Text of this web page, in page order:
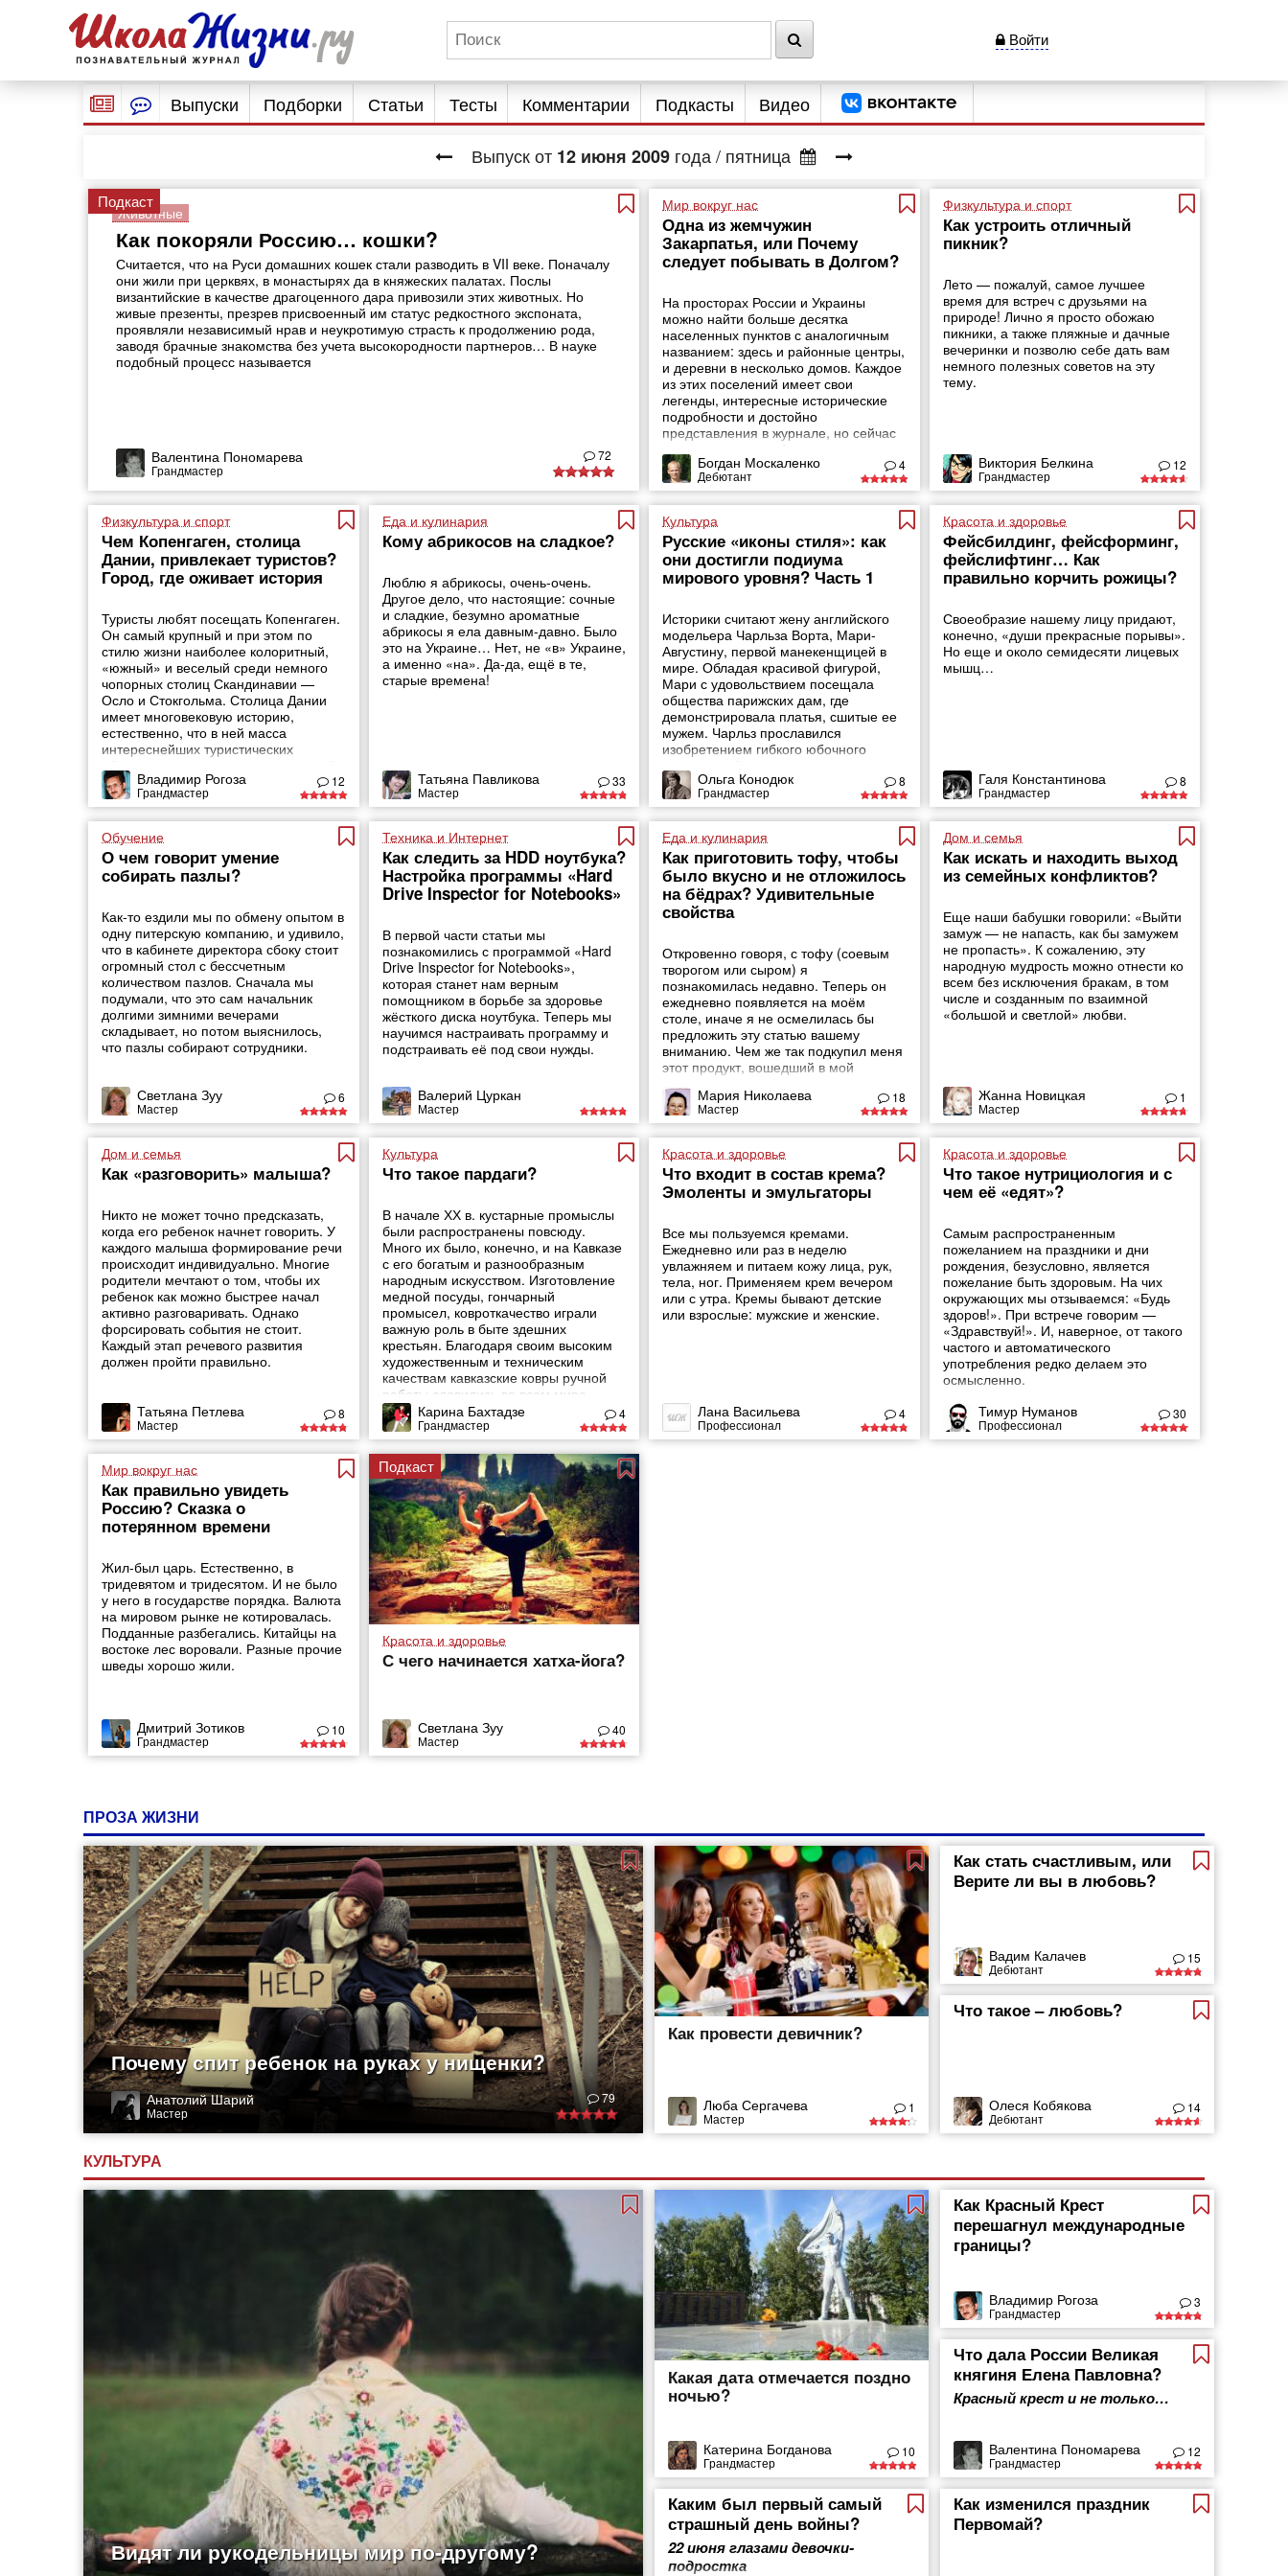
Войти
Выпуски Подборки Статьи Тесты Комментарии Подкасты Видео
Выпуск от 12 июня 2009 года/ пятница
Подкаст
Животные
Как покоряли Россию… кошки?
Считается, что на Руси домашних кошек стали разводить в VII веке. Поначалу
они жили при церквях, в монастырях да в княжеских палатах. Послы
византийские в качестве драгоценного дара привозили этих животных. Но
живые презенты, презрев присвоенный им статус редкостного экспоната,
проявляли независимый нрав и неукротимую страсть к продолжению рода,
заводя брачные знакомства без учета высокородности партнеров… В науке
подобный процесс называется
Валентина Пономарева
Грандмастер
72
Мир вокруг нас
Одна из жемчужин
Закарпатья, или Почему
следует побывать в Долгом?
На просторах России и Украины
можно найти больше десятка
населенных пунктов с аналогичным
названием: здесь и районные центры,
и деревни в несколько домов. Каждое
из этих поселений имеет свои
легенды, интересные исторические
подробности и достойно
представления в журнале, но сейчас
необычном закарпатском селе
Долгое.
Богдан Москаленко
Дебютант
4
Физкультура и спорт
Как устроить отличный
пикник?
Лето — пожалуй, самое лучшее
время для встреч с друзьями на
природе! Лично я просто обожаю
пикники, а также пляжные и дачные
вечеринки и позволю себе дать вам
немного полезных советов на эту
тему.
Виктория Белкина
Грандмастер
12
Физкультура и спорт
Чем Копенгаген, столица
Дании, привлекает туристов?
Город, где оживает история
Туристы любят посещать Копенгаген.
Он самый крупный и при этом по
стилю жизни наиболее колоритный,
«южный» и веселый среди немного
чопорных столиц Скандинавии —
Осло и Стокгольма. Столица Дании
имеет многовековую историю,
естественно, что в ней масса
интереснейших туристических
В городе все-то можно найти уголки,
где, кажется, остановилось время.
Владимир Рогоза
Грандмастер
12
Еда и кулинария
Кому абрикосов на сладкое?
Люблю я абрикосы, очень-очень.
Другое дело, что настоящие: сочные
и сладкие, безумно ароматные
абрикосы я ела давным-давно. Было
это на Украине… Нет, не «в» Украине,
а именно «на». Да-да, ещё в те,
старые времена!
Татьяна Павликова
Мастер
33
Культура
Русские «иконы стиля»: как
они достигли подиума
мирового уровня? Часть 1
Историки считают жену английского
модельера Чарльза Ворта, Мари-
Августину, первой манекенщицей в
мире. Обладая красивой фигурой,
Мари с удовольствием посещала
общества парижских дам, где
демонстрировала платья, сшитые ее
мужем. Чарльз прославился
изобретением гибкого юбочного
обилия нижних юбок.
Ольга Конодюк
Грандмастер
8
Красота и здоровье
Фейсбилдинг, фейсформинг,
фейслифтинг… Как
правильно корчить рожицы?
Своеобразие нашему лицу придают,
конечно, «души прекрасные порывы».
Но еще и около семидесяти лицевых
мышц…
Галя Константинова
Грандмастер
8
Обучение
О чем говорит умение
собирать пазлы?
Как-то ездили мы по обмену опытом в
одну питерскую компанию, и удивило,
что в кабинете директора сбоку стоит
огромный стол с бессчетным
количеством пазлов. Сначала мы
подумали, что это сам начальник
долгими зимними вечерами
складывает, но потом выяснилось,
что пазлы собирают сотрудники.
Светлана Зуу
Мастер
6
Техника и Интернет
Как следить за HDD ноутбука?
Настройка программы «Hard
Drive Inspector for Notebooks»
В первой части статьи мы
познакомились с программой «Hard
Drive Inspector for Notebooks»,
которая станет нам верным
помощником в борьбе за здоровье
жёсткого диска ноутбука. Теперь мы
научимся настраивать программу и
подстраивать её под свои нужды.
Валерий Цуркан
Мастер
Еда и кулинария
Как приготовить тофу, чтобы
было вкусно и не отложилось
на бёдрах? Удивительные
свойства
Откровенно говоря, с тофу (соевым
творогом или сыром) я
познакомилась недавно. Теперь он
ежедневно появляется на моём
столе, иначе я не осмелилась бы
предложить эту статью вашему
вниманию. Чем же так подкупил меня
этот продукт, вошедший в мой
ежедневный рацион?
Мария Николаева
Мастер
18
Дом и семья
Как искать и находить выход
из семейных конфликтов?
Еще наши бабушки говорили: «Выйти
замуж — не напасть, как бы замужем
не пропасть». К сожалению, эту
народную мудрость можно отнести ко
всем без исключения бракам, в том
числе и созданным по взаимной
«большой и светлой» любви.
Жанна Новицкая
Мастер
1
Дом и семья
Как «разговорить» малыша?
Никто не может точно предсказать,
когда его ребенок начнет говорить. У
каждого малыша формирование речи
происходит индивидуально. Многие
родители мечтают о том, чтобы их
ребенок как можно быстрее начал
активно разговаривать. Однако
форсировать события не стоит.
Каждый этап речевого развития
должен пройти правильно.
Татьяна Петлева
Мастер
8
Культура
Что такое пардаги?
В начале ХХ в. кустарные промыслы
были распространены повсюду.
Много их было, конечно, и на Кавказе
с его богатым и разнообразным
народным искусством. Изготовление
медной посуды, гончарный
промысел, ковроткачество играли
важную роль в быте здешних
крестьян. Благодаря своим высоким
художественным и техническим
качествам кавказские ковры ручной
работы славились во всем мире.
Карина Бахтадзе
Грандмастер
4
Красота и здоровье
Что входит в состав крема?
Эмоленты и эмульгаторы
Все мы пользуемся кремами.
Ежедневно или раз в неделю
увлажняем и питаем кожу лица, рук,
тела, ног. Применяем крем вечером
или с утра. Кремы бывают детские
или взрослые: мужские и женские.
Лана Васильева
Профессионал
4
Красота и здоровье
Что такое нутрициология и с
чем её «едят»?
Самым распространенным
пожеланием на праздники и дни
рождения, безусловно, является
пожелание быть здоровым. На чих
окружающих мы отзываемся: «Будь
здоров!». При встрече говорим —
«Здравствуй!». И, наверное, от такого
частого и автоматического
употребления редко делаем это
осмысленно.
Тимур Нуманов
Профессионал
30
Мир вокруг нас
Как правильно увидеть
Россию? Сказка о
потерянном времени
Жил-был царь. Естественно, в
тридевятом и тридесятом. И не было
у него в государстве порядка. Валюта
на мировом рынке не котировалась.
Подданные разбегались. Китайцы на
востоке лес воровали. Разные прочие
шведы хорошо жили.
Дмитрий Зотиков
Грандмастер
10
Подкаст
Красота и здоровье
С чего начинается хатха-йога?
Светлана Зуу
Мастер
40
ПРОЗА ЖИЗНИ
Почему спит ребенок на руках у нищенки?
Анатолий Шарий
Мастер
79
Как провести девичник?
Люба Сергачева
Мастер
1
Как стать счастливым, или
Верите ли вы в любовь?
Вадим Калачев
Дебютант
15
Что такое – любовь?
Олеся Кобякова
Дебютант
14
КУЛЬТУРА
Видят ли рукодельницы мир по-другому?
Какая дата отмечается поздно
ночью?
Катерина Богданова
Грандмастер
10
Как Красный Крест
перешагнул международные
границы?
Владимир Рогоза
Грандмастер
3
Что дала России Великая
княгиня Елена Павловна?
Красный крест и не только…
Валентина Пономарева
Грандмастер
12
Каким был первый самый
страшный день войны?
22 июня глазами девочки-
подростка
Как изменился праздник
Первомай?